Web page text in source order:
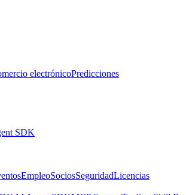
electrónicoPredicciones
SDK
EmpleoSociosSeguridadLicencias